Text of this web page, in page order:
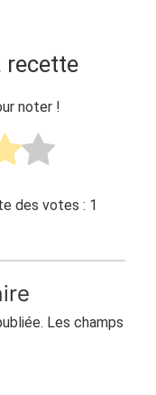
recette
noter !
des votes : 1
Les champs